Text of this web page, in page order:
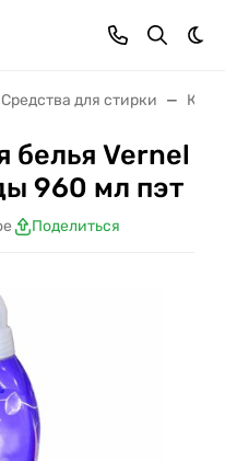
Средства для стирки
белья Vernel
960 мл пэт
Поделиться